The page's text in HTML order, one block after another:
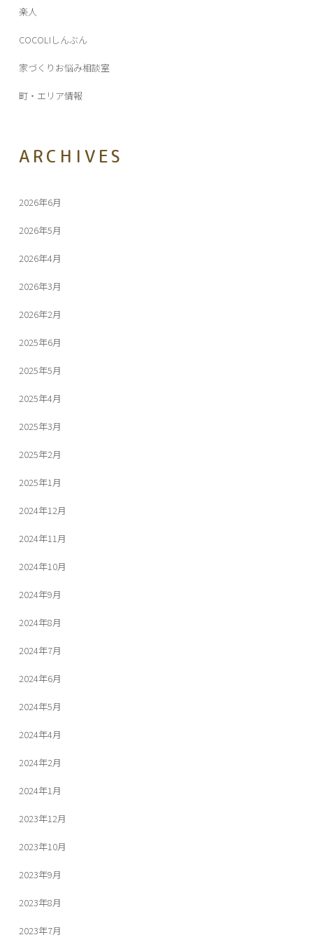
楽人
COCOLIしんぶん
家づくりお悩み相談室
町・エリア情報
ARCHIVES
2026年6月
2026年5月
2026年4月
2026年3月
2026年2月
2025年6月
2025年5月
2025年4月
2025年3月
2025年2月
2025年1月
2024年12月
2024年11月
2024年10月
2024年9月
2024年8月
2024年7月
2024年6月
2024年5月
2024年4月
2024年2月
2024年1月
2023年12月
2023年10月
2023年9月
2023年8月
2023年7月